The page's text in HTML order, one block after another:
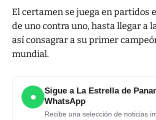
El certamen se juega en partidos
de uno contra uno, hasta llegar a
así consagrar a su primer
mundial.
●
Sigue a La Estrella de
WhatsApp
Recibe una selección de noticias